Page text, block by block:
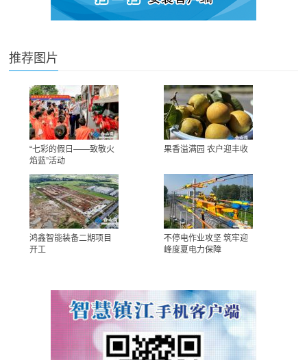
推荐图片
“七彩的假日——致敬火
焰蓝”活动
果香溢满园 农户迎丰收
鸿鑫智能装备二期项目
开工
不停电作业攻坚 筑牢迎
峰度夏电力保障